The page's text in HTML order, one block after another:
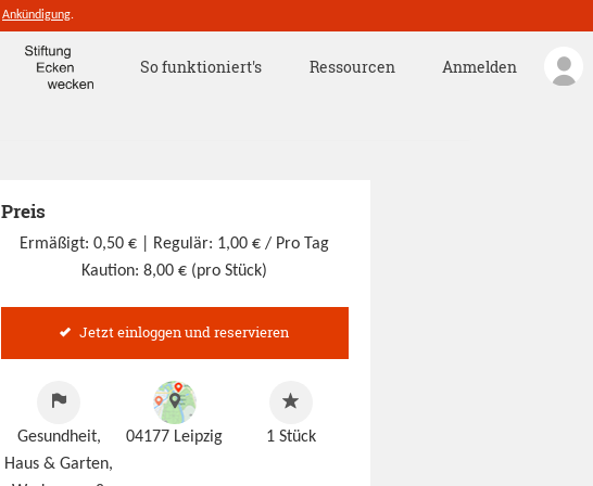
Ankündigung.
So funktioniert's Ressourcen Anmelden
Preis
Ermäßigt: 0,50 €
| Regulär: 1,00 € / Pro Tag
Kaution: 8,00 € (pro Stück)
Jetzt einloggen und reservieren
Gesundheit,
Haus & Garten,
04177 Leipzig 1 Stück